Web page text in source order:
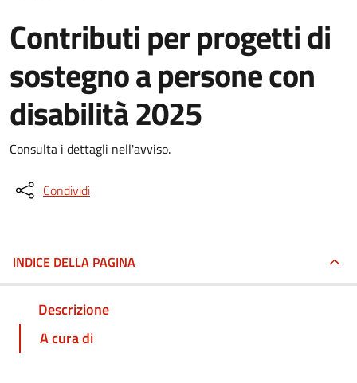
Contributi per progetti di
sostegno a persone con
disabilità 2025
Consulta i dettagli nell'avviso.
Condividi
INDICE DELLA PAGINA
Descrizione
A cura di